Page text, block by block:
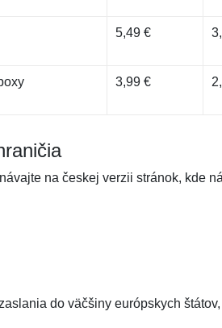
5,49 €
3,99 €
na českej verzii stránok, kde
do väčšiny európskych